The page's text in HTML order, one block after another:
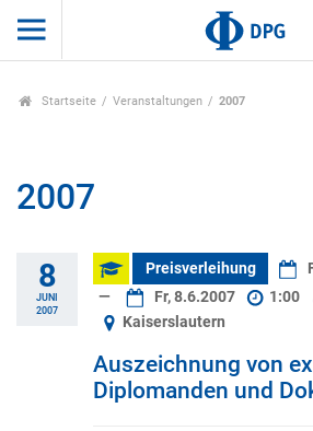
Startseite Veranstaltungen 2007
2007
8
JUNI
2007
Preisverleihung
—
Fr, 8.6.2007 1:00
Kaiserslautern
Auszeichnung von
Diplomanden und